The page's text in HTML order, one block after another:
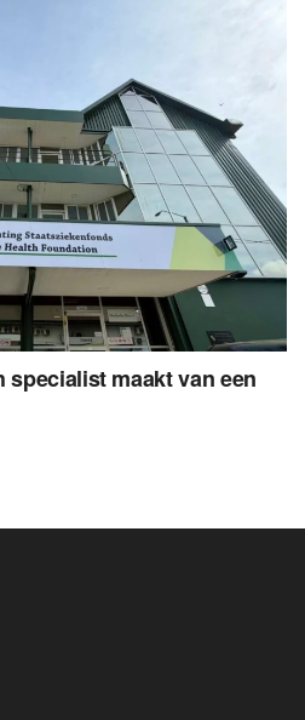
specialist maakt van een